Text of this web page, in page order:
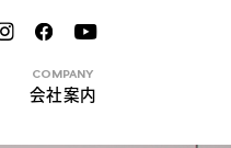
COMPANY
会社案内